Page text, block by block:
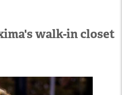
walk-in closet